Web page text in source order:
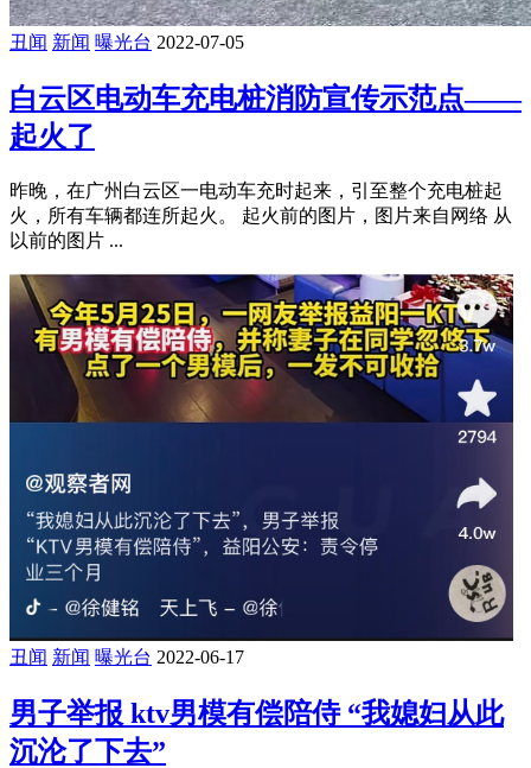
丑闻 新闻 曝光台 2022-07-05
白云区电动车充电桩消防宣传示范点——
起火了
昨晚，在广州白云区一电动车充时起来，引至整个充电桩起
火，所有车辆都连所起火。 起火前的图片，图片来自网络 从
以前的图片 ...
丑闻 新闻 曝光台 2022-06-17
男子举报 ktv男模有偿陪侍 “我媳妇从此
沉沦了下去”